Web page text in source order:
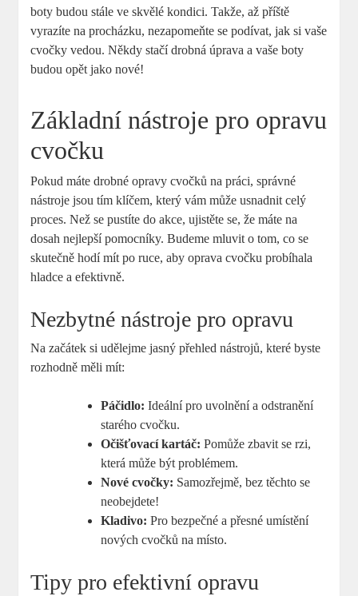
boty budou stále ve skvělé kondici. Takže, až příště
vyrazíte na procházku, nezapomeňte se podívat, jak si vaše
cvočky vedou. Někdy stačí drobná úprava a vaše boty
budou opět jako nové!
Základní nástroje pro opravu
cvočku
Pokud máte drobné opravy cvočků na práci, správné
nástroje jsou tím klíčem, který vám může usnadnit celý
proces. Než se pustíte do akce, ujistěte se, že máte na
dosah nejlepší pomocníky. Budeme mluvit o tom, co se
skutečně hodí mít po ruce, aby oprava cvočku probíhala
hladce a efektivně.
Nezbytné nástroje pro opravu
Na začátek si udělejme jasný přehled nástrojů, které byste
rozhodně měli mít:
Páčidlo: Ideální pro uvolnění a odstranění
starého cvočku.
Očišťovací kartáč: Pomůže zbavit se rzi,
která může být problémem.
Nové cvočky: Samozřejmě, bez těchto se
neobejdete!
Kladivo: Pro bezpečné a přesné umístění
nových cvočků na místo.
Tipy pro efektivní opravu